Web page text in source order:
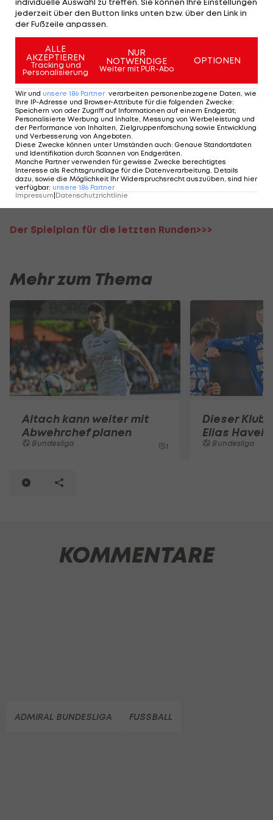
Meisterfeiern, die so wohl länger ausfallen
könnten.
Betroffen sind die Spiele SK Puntigamer Sturm
Graz gegen SK Rapid,FC Red Bull Salzburg
TSV Egger Glas Hartberg undFK Austria Wien
gegenLASK
Stand jetzt sind Meisterpartys in Graz, Wals-
Siezenheim und Wien möglich.
Der Abstiegsshowdown am Vortag in der
Qualifikationsgruppe findet, wie geplant, um 17:00
Uhr statt.
Der Spielplan für die letzten Runden>>>
Mehr zum Thema
Altach kann weiter mit
Abwehrchef planen
Bundesliga 1
Dieser Klub
Elias Havel
Bundesliga
KOMMENTARE
ADMIRAL BUNDESLIGA FUSSBALL
jederzeit über den Button links unten bzw. über den Link in
der Fußzeile anpassen.
ALLE
AKZEPTIEREN
Tracking und
Personalisierung
NUR
NOTWENDIGE
Weiter mit PUR-Abo
OPTIONEN
Wir und unsere 186 Partner verarbeiten personenbezogene Daten, wie
Ihre IP-Adresse und Browser-Attribute für die folgenden Zwecke:
Speichern von oder Zugriff auf Informationen auf einem Endgerät;
Personalisierte Werbung und Inhalte, Messung von Werbeleistung und
der Performance von Inhalten, Zielgruppenforschung sowie Entwicklung
und Verbesserung von Angeboten.
Diese Zwecke können unter Umständen auch: Genaue Standortdaten
und Identifikation durch Scannen von Endgeräten.
Manche Partner verwenden für gewisse Zwecke berechtigtes
Interesse als Rechtsgrundlage für die Datenverarbeitung. Details
dazu, sowie die Möglichkeit Ihr Widerspruchsrecht auszuüben, sind hier
verfügbar: unsere 186 Partner
Impressum Datenschutzrichtlinie